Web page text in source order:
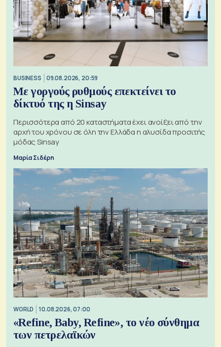
BUSINESS 09.08.2026, 20:59
Με γοργούς ρυθμούς επεκτείνει το
δίκτυό της η Sinsay
Περισσότερα από 20 καταστήματα έχει ανοίξει από την
αρχή του χρόνου σε όλη την Ελλάδα η αλυσίδα προσιτής
μόδας Sinsay
Μαρία Σιδέρη
WORLD 10.08.2026, 07:00
«Refine, Baby, Refine», το νέο σύνθημα
των πετρελαϊκών